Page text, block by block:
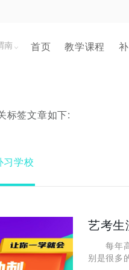
南 首页 教学课程
标签文章如下:
习学校
艺考生
每年高
别是很多